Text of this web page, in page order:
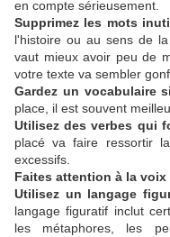
en compte sérieusement.
Supprimez les mots
l'histoire ou au sens de
vaut mieux avoir peu de
votre texte va sembler
Gardez un vocabulaire
place, il est souvent
Utilisez des verbes qui
placé va faire ressortir
excessifs.
Faites attention à la voix
Utilisez un langage
langage figuratif inclut
les métaphores, les